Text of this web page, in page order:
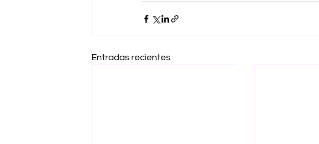
Entradas recientes